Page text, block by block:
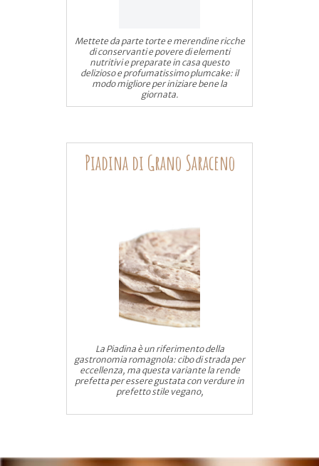
Mettete da parte torte e merendine ricche
di conservanti e povere di elementi
nutritivi e preparate in casa questo
delizioso e profumatissimo plumcake: il
modo migliore per iniziare bene la
giornata.
Piadina di Grano Saraceno
La Piadina è un riferimento della
gastronomia romagnola: cibo di strada per
eccellenza, ma questa variante la rende
prefetta per essere gustata con verdure in
prefetto stile vegano,